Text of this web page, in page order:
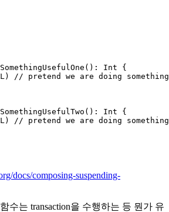
(): Int {
)
// pretend we are doing
(): Int {
)
// pretend we are doing
docs/composing-suspending-
수는 transaction을 수행하는 등 뭔가 유